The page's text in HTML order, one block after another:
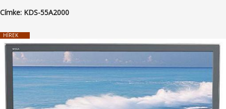
Címke: KDS-55A2000
HÍREK